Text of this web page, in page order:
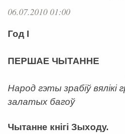
06.07.2010 01:00
Год І
ПЕРШАЕ ЧЫТАННЕ
Народ гэты зрабіў вялікі
залатых багоў
Чытанне кнігі Зыходу.